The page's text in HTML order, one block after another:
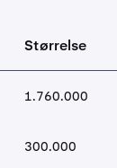
Størrelse
1.760.000
300.000